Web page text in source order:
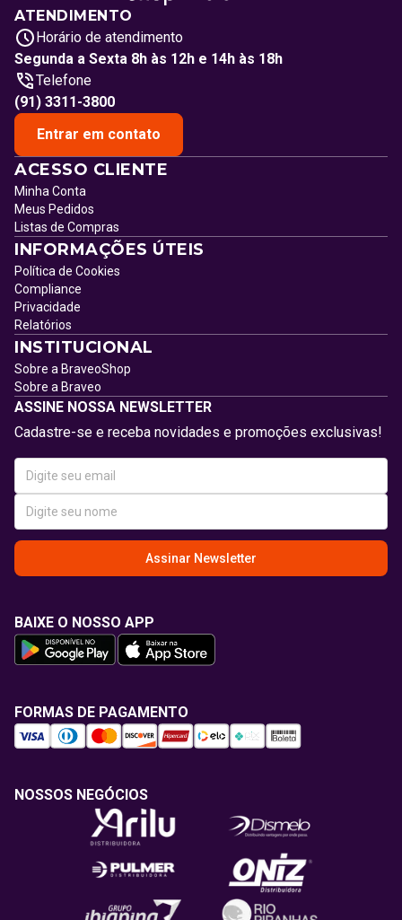
ATENDIMENTO
Horário de atendimento
Segunda a Sexta 8h às 12h e 14h às 18h
Telefone
(91) 3311-3800
Entrar em contato
ACESSO CLIENTE
Minha Conta
Meus Pedidos
Listas de Compras
INFORMAÇÕES ÚTEIS
Política de Cookies
Compliance
Privacidade
Relatórios
INSTITUCIONAL
Sobre a BraveoShop
Sobre a Braveo
ASSINE NOSSA NEWSLETTER
Cadastre-se e receba novidades e promoções exclusivas!
Assinar Newsletter
BAIXE O NOSSO APP
FORMAS DE PAGAMENTO
NOSSOS NEGÓCIOS